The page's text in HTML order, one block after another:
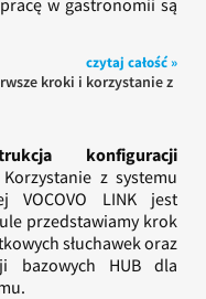
czytaj całość »
kroki i korzystanie z
konfiguracji
Korzystanie z systemu
VOCOVO LINK jest
przedstawiamy krok
słuchawek oraz
bazowych HUB dla